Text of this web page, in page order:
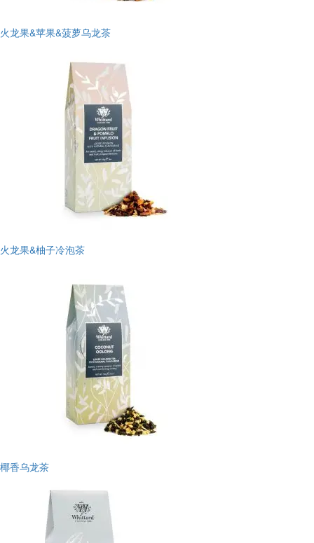
火龙果&苹果&菠萝乌龙茶
火龙果&柚子冷泡茶
椰香乌龙茶